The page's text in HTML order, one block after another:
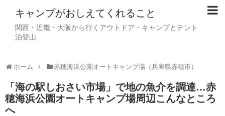
キャンプがおしえてくれること
関西・近畿・大阪から行くアウトドア・キャンプとテント
泊登山
ホーム 赤穂海浜公園オートキャンプ場（兵庫県赤穂市）
「海の駅しおさい市場」で地の魚介を調達…赤
穂海浜公園オートキャンプ場周辺こんなところ
へ